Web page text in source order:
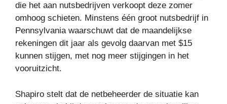
die het aan nutsbedrijven verkoopt deze zomer
omhoog schieten. Minstens één groot nutsbedrijf in
Pennsylvania waarschuwt dat de maandelijkse
rekeningen dit jaar als gevolg daarvan met $15
kunnen stijgen, met nog meer stijgingen in het
vooruitzicht.
Shapiro stelt dat de netbeheerder de situatie kan